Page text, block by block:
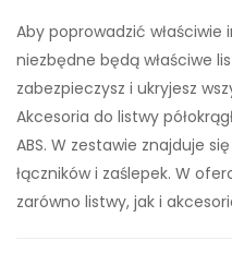
Aby poprowadzić
niezbędne będą właściwe
zabezpieczysz i ukryjesz
Akcesoria do listwy
ABS. W zestawie znajduje
łączników i zaślepek. W
zarówno listwy, jak i